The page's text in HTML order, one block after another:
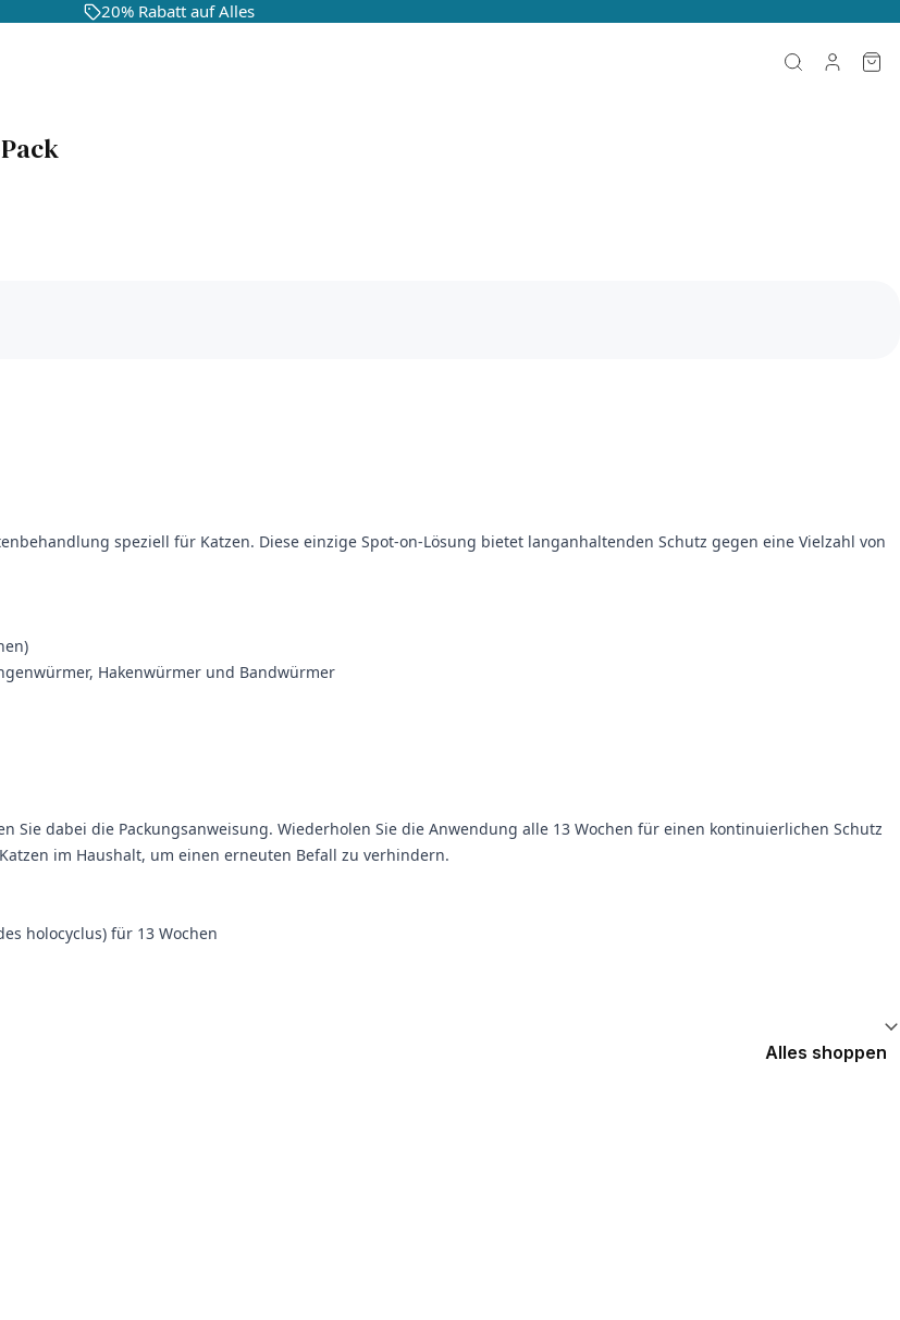
20% Rabatt auf Alles
speziell für Katzen. Diese einzige Spot-on-Lösung bietet langanhaltenden Schutz gegen eine Vielzahl von
Hakenwürmer und Bandwürmer
Sie dabei die Packungsanweisung. Wiederholen Sie die Anwendung alle 13 Wochen für einen kontinuierlichen Schutz
im Haushalt, um einen erneuten Befall zu verhindern.
holocyclus) für 13 Wochen
Alles shoppen